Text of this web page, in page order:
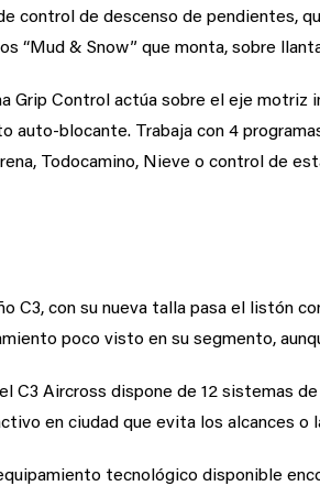
control de descenso de pendientes,
“Mud & Snow” que monta, sobre
Grip Control actúa sobre el eje motriz
auto-blocante. Trabaja con 4
Todocamino, Nieve o control de
C3, con su nueva talla pasa el listón
poco visto en su segmento,
C3 Aircross dispone de 12 sistemas
en ciudad que evita los alcances
tecnológico disponible